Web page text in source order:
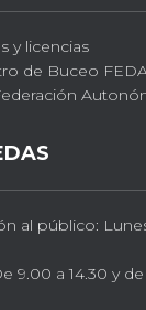
y licencias
de Buceo
al público:
9.00 a 14.30 y